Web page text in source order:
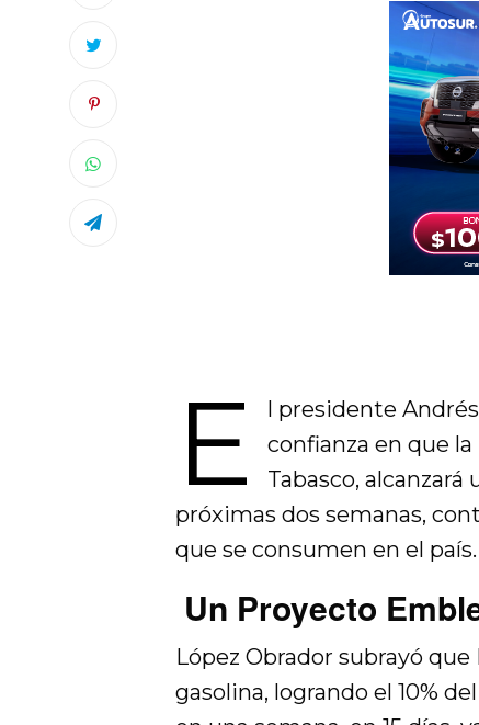
E
l presidente
confianza en que
Tabasco,
próximas dos semanas,
que se consumen en el país.
Un Proyecto
López Obrador subrayó
gasolina, logrando el 10%